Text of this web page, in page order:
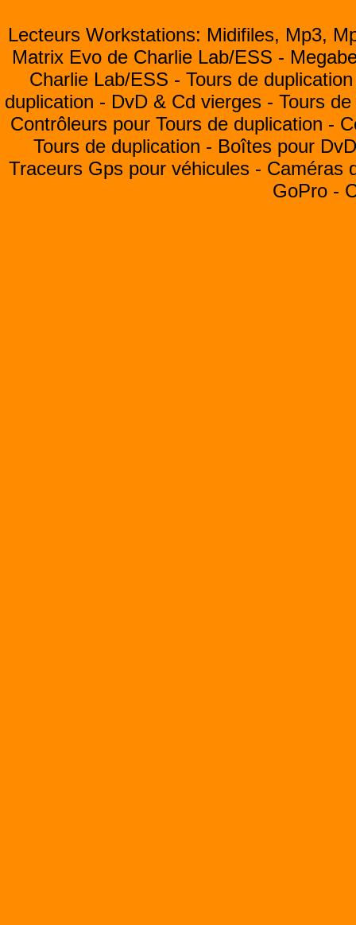
Lecteurs Workstations: Midifiles, Mp3,
Matrix Evo de Charlie Lab/ESS -
Charlie Lab/ESS - Tours de
duplication - DvD & Cd vierges - Tours
Contrôleurs pour Tours de duplication -
Tours de duplication - Boîtes pour
Traceurs Gps pour véhicules - Caméras
GoPro -